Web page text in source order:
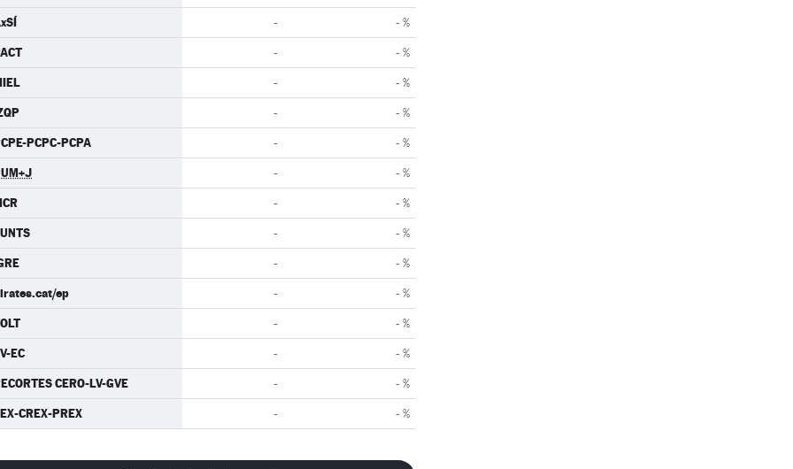
- - %
- - %
- - %
- - %
PCPC-PCPA - - %
- - %
- - %
- - %
- - %
ep - - %
- - %
EC - - %
CERO-LV-GVE - - %
CREX-PREX - - %